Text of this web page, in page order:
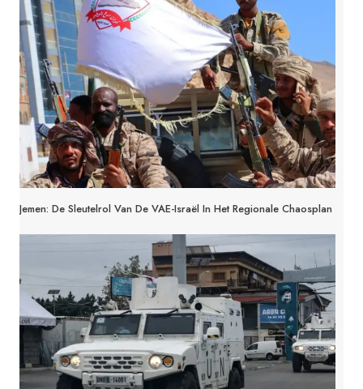
Jemen: De Sleutelrol Van De VAE-Israël In Het Regionale Chaosplan